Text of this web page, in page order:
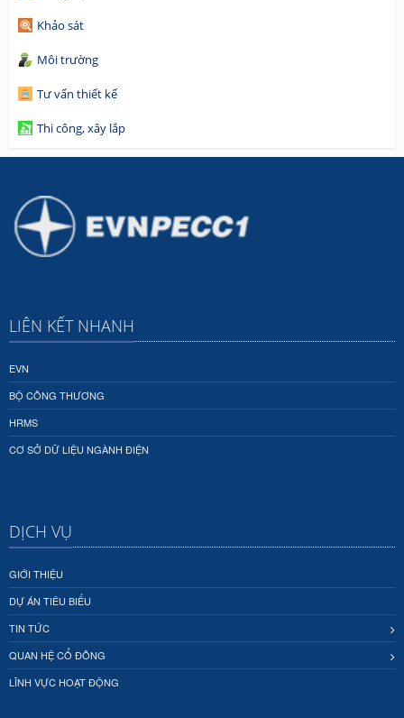
Khảo sát
Môi trường
Tư vấn thiết kế
Thi công, xây lắp
LIÊN KẾT NHANH
EVN
BỘ CÔNG THƯƠNG
HRMS
CƠ SỞ DỮ LIỆU NGÀNH ĐIỆN
DỊCH VỤ
GIỚI THIỆU
DỰ ÁN TIÊU BIỂU
TIN TỨC
QUAN HỆ CỔ ĐÔNG
LĨNH VỰC HOẠT ĐỘNG